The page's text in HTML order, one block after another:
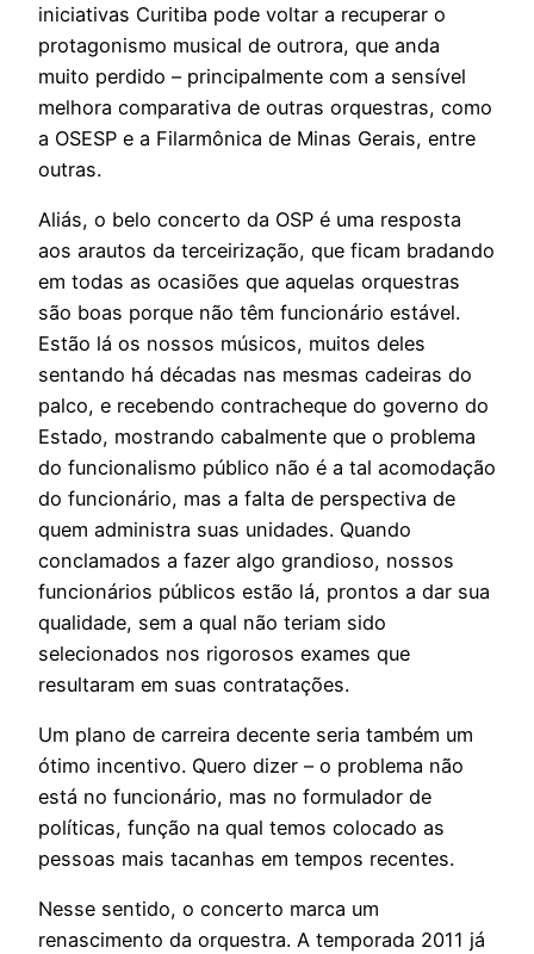
iniciativas Curitiba pode voltar a recuperar o
protagonismo musical de outrora, que anda
muito perdido – principalmente com a sensível
melhora comparativa de outras orquestras, como
a OSESP e a Filarmônica de Minas Gerais, entre
outras.
Aliás, o belo concerto da OSP é uma resposta
aos arautos da terceirização, que ficam bradando
em todas as ocasiões que aquelas orquestras
são boas porque não têm funcionário estável.
Estão lá os nossos músicos, muitos deles
sentando há décadas nas mesmas cadeiras do
palco, e recebendo contracheque do governo do
Estado, mostrando cabalmente que o problema
do funcionalismo público não é a tal acomodação
do funcionário, mas a falta de perspectiva de
quem administra suas unidades. Quando
conclamados a fazer algo grandioso, nossos
funcionários públicos estão lá, prontos a dar sua
qualidade, sem a qual não teriam sido
selecionados nos rigorosos exames que
resultaram em suas contratações.
Um plano de carreira decente seria também um
ótimo incentivo. Quero dizer – o problema não
está no funcionário, mas no formulador de
políticas, função na qual temos colocado as
pessoas mais tacanhas em tempos recentes.
Nesse sentido, o concerto marca um
renascimento da orquestra. A temporada 2011 já